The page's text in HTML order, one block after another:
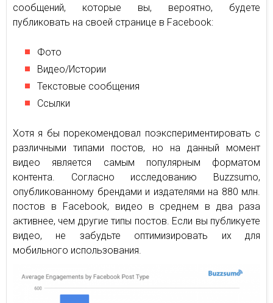
сообщений, которые вы, вероятно, будете
публиковать на своей странице в Facebook:
Фото
Видео/Истории
Текстовые сообщения
Ссылки
Хотя я бы порекомендовал поэкспериментировать с
различными типами постов, но на данный момент
видео является самым популярным форматом
контента. Согласно исследованию Buzzsumo,
опубликованному брендами и издателями на 880 млн.
постов в Facebook, видео в среднем в два раза
активнее, чем другие типы постов. Если вы публикуете
видео, не забудьте оптимизировать их для
мобильного использования.